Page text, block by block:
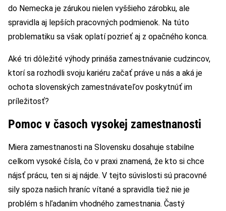
do Nemecka je zárukou nielen vyššieho zárobku, ale
spravidla aj lepších pracovných podmienok. Na túto
problematiku sa však oplatí pozrieť aj z opačného konca.
Aké tri dôležité výhody prináša zamestnávanie cudzincov,
ktorí sa rozhodli svoju kariéru začať práve u nás a aká je
ochota slovenských zamestnávateľov poskytnúť im
príležitosť?
Pomoc v časoch vysokej zamestnanosti
Miera zamestnanosti na Slovensku dosahuje stabilne
celkom vysoké čísla, čo v praxi znamená, že kto si chce
nájsť prácu, ten si aj nájde. V tejto súvislosti sú pracovné
sily spoza našich hraníc vítané a spravidla tiež nie je
problém s hľadaním vhodného zamestnania. Častý